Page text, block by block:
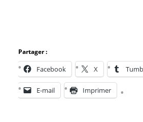
Partager :
Facebook X
E-mail Imprimer